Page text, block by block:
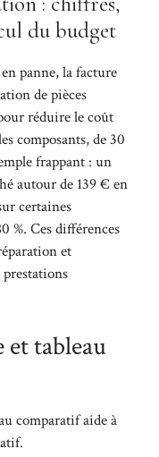
du budget
panne, la facture
de pièces
réduire le coût
composants, de 30
frappant : un
autour de 139 € en
certaines
%. Ces différences
et
prestations
tableau
comparatif aide à